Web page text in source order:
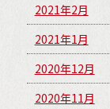
2021年2月
2021年1月
2020年12月
2020年11月